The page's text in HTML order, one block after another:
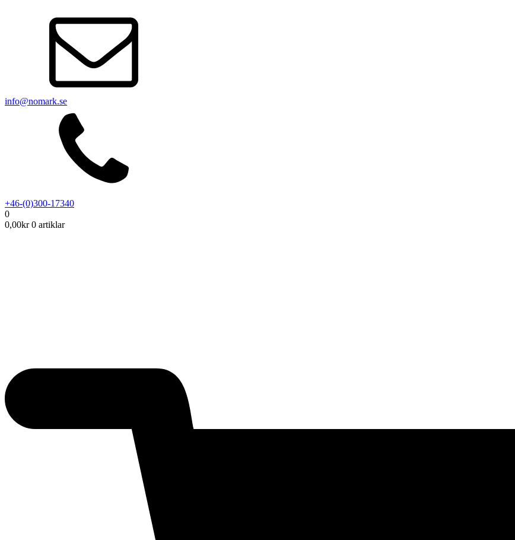
info@nomark.se
+46-(0)300-17340
0
0,00kr 0 artiklar